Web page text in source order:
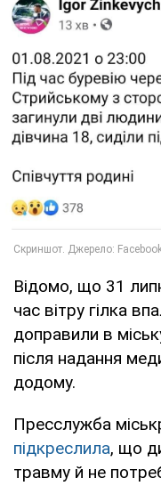
Відомо, що 31
час вітру гілка
доправили в
після надання
додому.
Пресслужба
підкреслила, що
травму й не